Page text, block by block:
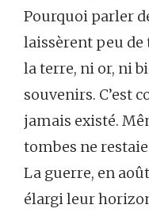
Pourquoi parler
laissèrent peu de
la terre, ni or, ni
souvenirs. C’est
jamais existé.
tombes ne
La guerre, en
élargi leur